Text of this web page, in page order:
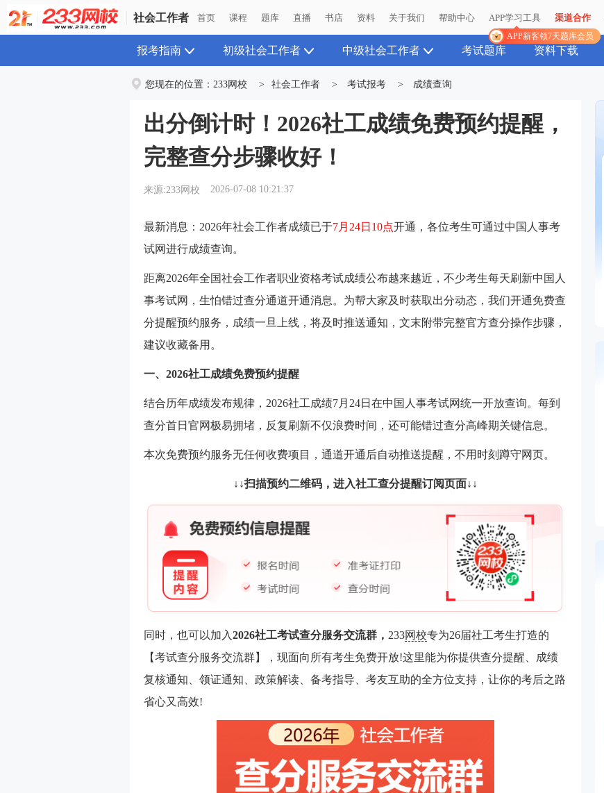
社会工作者 首页 课程 题库 直播 书店 资料 关于我们 帮助中心 APP学习工具
APP新客领7天题库会员
渠道合作
社会工作者 首页 课程 题库 直播 书店 资料 关于我们 帮助中心 APP学习工具
APP新客领7天题库会员
渠道合作
报考指南 初级社会工作者 中级社会工作者 考试题库 资料下载
您现在的位置： 233网校 > 社会工作者 > 考试报考 > 成绩查询
出分倒计时！2026社工成绩免费预约提醒，
完整查分步骤收好！
来源:233网校 2026-07-08 10:21:37
最新消息：2026年社会工作者成绩已于7月24日10点开通，各位考生可通过中国人事考
试网进行成绩查询。
距离2026年全国社会工作者职业资格考试成绩公布越来越近，不少考生每天刷新中国人
事考试网，生怕错过查分通道开通消息。为帮大家及时获取出分动态，我们开通免费查
分提醒预约服务，成绩一旦上线，将及时推送通知，文末附带完整官方查分操作步骤，
建议收藏备用。
一、2026社工成绩免费预约提醒
结合历年成绩发布规律，2026社工成绩7月24日在中国人事考试网统一开放查询。每到
查分首日官网极易拥堵，反复刷新不仅浪费时间，还可能错过查分高峰期关键信息。
本次免费预约服务无任何收费项目，通道开通后自动推送提醒，不用时刻蹲守网页。
↓↓扫描预约二维码，进入社工查分提醒订阅页面↓↓
同时，也可以加入2026社工考试查分服务交流群， 233网校专为26届社工考生打造的
【考试查分服务交流群】，现面向所有考生免费开放!这里能为你提供查分提醒、成绩
复核通知、领证通知、政策解读、备考指导、考友互助的全方位支持，让你的考后之路
省心又高效!